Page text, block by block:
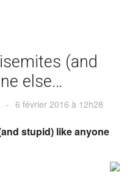
(and
else…
- 6 février 2016 à 12h28
stupid) like anyone